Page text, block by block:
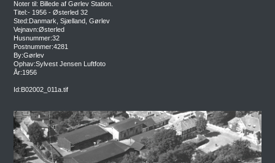
Noter til: Billede af Gørlev Station.
Titel:- 1956 - Østerled 32
Sted:Danmark, Sjælland, Gørlev
Vejnavn:Østerled
Husnummer:32
Postnummer:4281
By:Gørlev
Ophav:Sylvest Jensen Luftfoto
År:1956
Id:B02002_011a.tif